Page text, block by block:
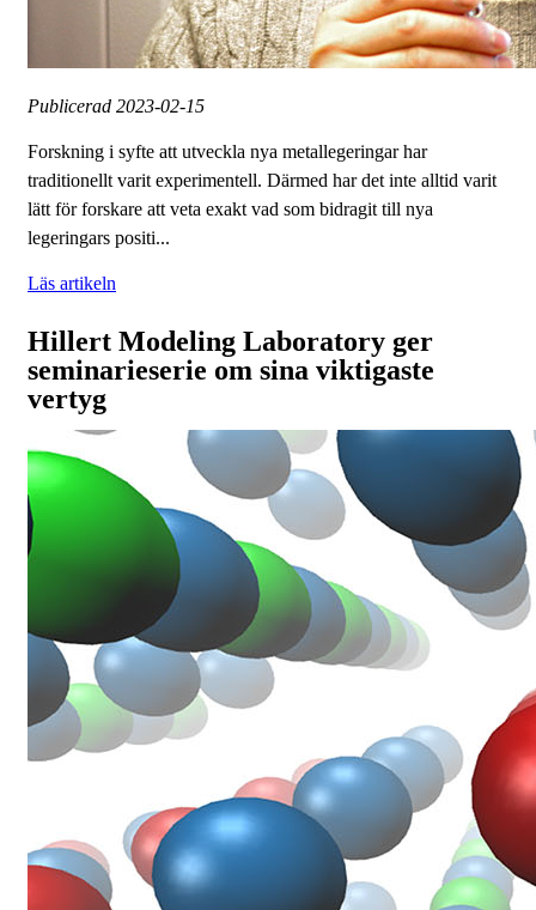
Publicerad 2023-02-15
Forskning i syfte att utveckla nya metallegeringar har
traditionellt varit experimentell. Därmed har det inte alltid varit
lätt för forskare att veta exakt vad som bidragit till nya
legeringars positi...
Läs artikeln
Hillert Modeling Laboratory ger
seminarieserie om sina viktigaste
vertyg